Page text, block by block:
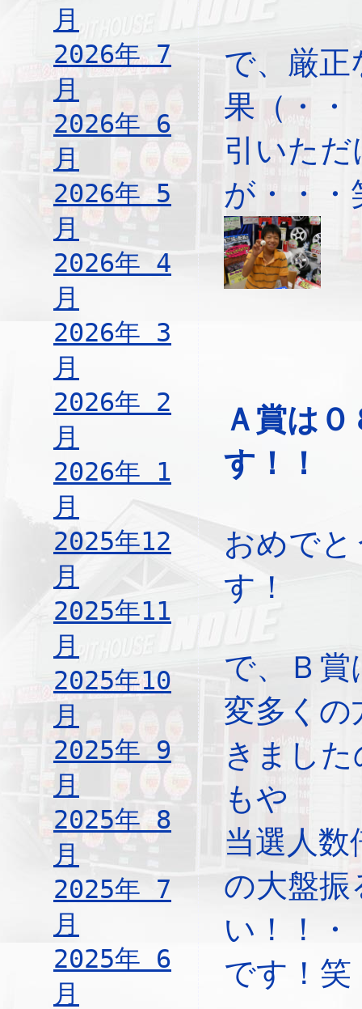
月
2026年 7
月
2026年 6
月
2026年 5
月
2026年 4
月
2026年 3
月
2026年 2
月
2026年 1
月
2025年12
月
2025年11
月
2025年10
月
2025年 9
月
2025年 8
月
2025年 7
月
2025年 6
月
で、厳正
果（・・
引いた
が・・・
Ａ賞は
す！！
おめで
す！
で、Ｂ賞
変多くの
きまし
もや
当選人数
の大盤振
い！！・
です！笑